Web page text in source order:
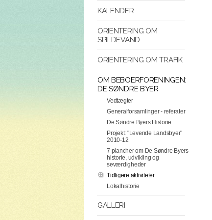
KALENDER
ORIENTERING OM
SPILDEVAND
ORIENTERING OM TRAFIK
OM BEBOERFORENINGEN:
DE SØNDRE BYER
Vedtægter
Generalforsamlinger - referater
De Søndre Byers Historie
Projekt: "Levende Landsbyer"
2010-12
7 plancher om De Søndre Byers
historie, udvikling og
seværdigheder
Tidligere aktiviteter
Lokalhistorie
GALLERI